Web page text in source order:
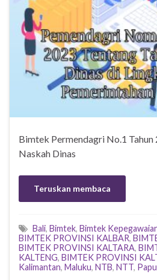
Bimtek Permendagri No.1 Tahun
Naskah Dinas
Teruskan membaca
Bali, Bimtek, Bimtek
BIMTEK PROVINSI KALBAR,
BIMTEK PROVINSI KALTARA,
KALTENG, BIMTEK PROVINSI
Kalimantan, Maluku, NTB, NTT,